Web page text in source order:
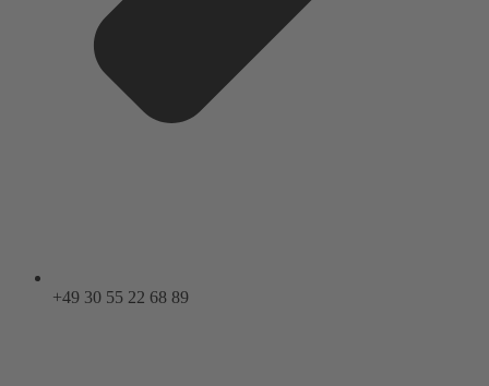
+49 30 55 22 68 89